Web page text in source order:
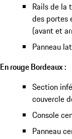
Rails de la
des portes
(avant et
Panneau
En rouge Bordeaux :
Section
couvercle
Console
Panneau